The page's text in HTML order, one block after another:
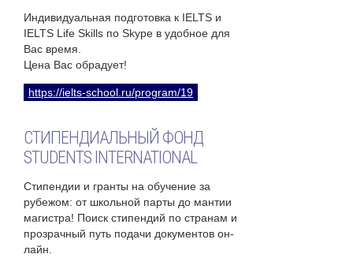
Индивидуальная подготовка к IELTS и
IELTS Life Skills по Skype в удобное для
Вас время.
Цена Вас обрадует!
https://ielts-school.ru/program/19
СТИПЕНДИАЛЬНЫЙ ФОНД
STUDENTS INTERNATIONAL
Стипендии и гранты на обучение за
рубежом: от школьной парты до мантии
магистра! Поиск стипендий по странам и
прозрачный путь подачи документов он-
лайн.